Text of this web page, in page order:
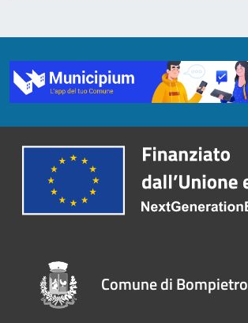
Comune di Bompietro